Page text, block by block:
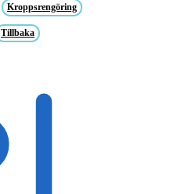
Kroppsrengöring
Tillbaka